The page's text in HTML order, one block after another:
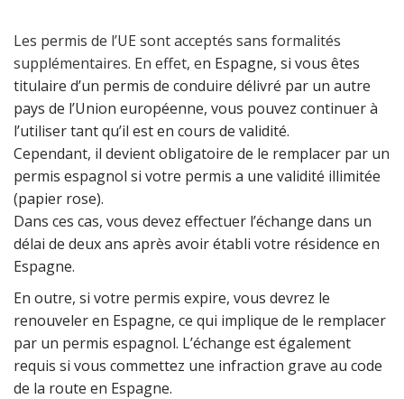
Les permis de l’UE sont acceptés sans formalités
supplémentaires. En effet, en Espagne, si vous êtes
titulaire d’un permis de conduire délivré par un autre
pays de l’Union européenne, vous pouvez continuer à
l’utiliser tant qu’il est en cours de validité.
Cependant, il devient obligatoire de le remplacer par un
permis espagnol si votre permis a une validité illimitée
(papier rose).
Dans ces cas, vous devez effectuer l’échange dans un
délai de deux ans après avoir établi votre résidence en
Espagne.
En outre, si votre permis expire, vous devrez le
renouveler en Espagne, ce qui implique de le remplacer
par un permis espagnol. L’échange est également
requis si vous commettez une infraction grave au code
de la route en Espagne.